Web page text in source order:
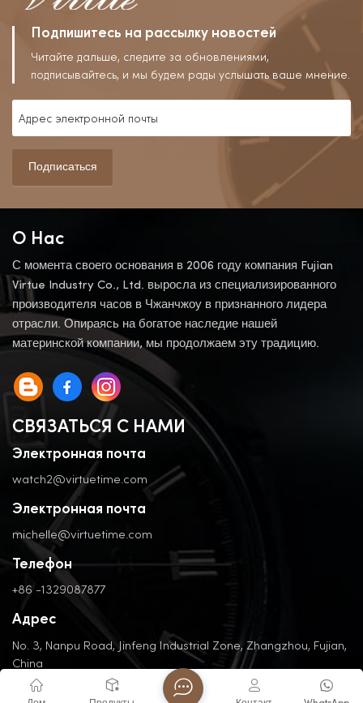
Подпишитесь на рассылку новостей
Читайте дальше, следите за обновлениями,
подписывайтесь, и мы будем рады услышать ваше мнение.
Подписаться
О Нас
С момента своего основания в 2006 году компания Fujian
Virtue Industry Co., Ltd. выросла из специализированного
производителя часов в Чжанчжоу в признанного лидера
отрасли. Опираясь на богатое наследие нашей
материнской компании, мы продолжаем эту традицию.
СВЯЗАТЬСЯ С НАМИ
Электронная почта
watch2@virtuetime.com
Электронная почта
michelle@virtuetime.com
Телефон
+86 -1329087877
Адрес
No. 3, Nanpu Road, Jinfeng Industrial Zone, Zhangzhou, Fujian,
China